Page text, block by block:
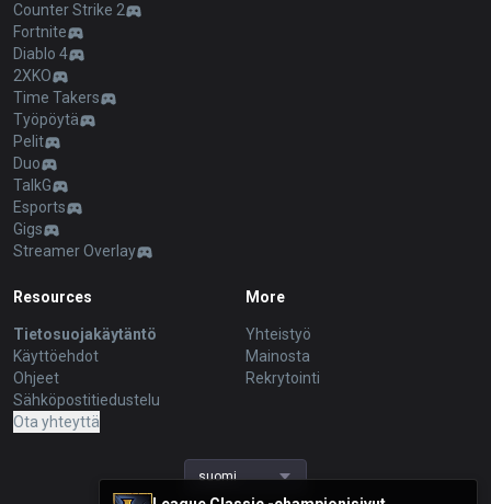
Counter Strike 2
Fortnite
Diablo 4
2XKO
Time Takers
Työpöytä
Pelit
Duo
TalkG
Esports
Gigs
Streamer Overlay
Resources
Tietosuojakäytäntö
Käyttöehdot
Ohjeet
Sähköpostitiedustelu
Ota yhteyttä
More
Yhteistyö
Mainosta
Rekrytointi
suomi